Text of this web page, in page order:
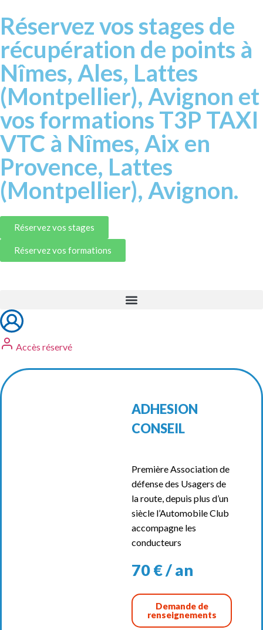
Réservez vos stages de
récupération de points à
Nîmes, Ales, Lattes
(Montpellier), Avignon et
vos formations T3P TAXI
VTC à Nîmes, Aix en
Provence, Lattes
(Montpellier), Avignon.
Réservez vos stages
Réservez vos formations
Accès réservé
ADHESION
CONSEIL
Première Association de
défense des Usagers de
la route, depuis plus d’un
siècle l’Automobile Club
accompagne les
conducteurs
70 € / an
Demande de
renseignements